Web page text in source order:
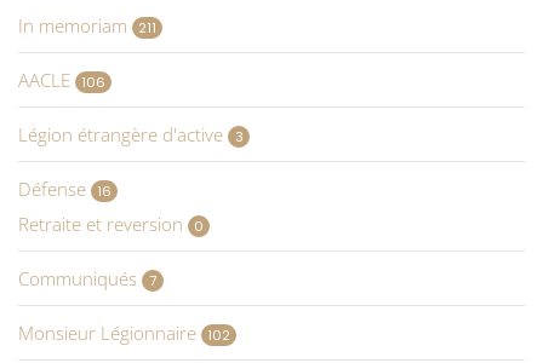
In memoriam 211
AACLE 106
Légion étrangère d'active 3
Défense 16
Retraite et reversion 0
Communiqués 7
Monsieur Légionnaire 102